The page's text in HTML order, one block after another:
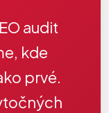
audit
kde
prvé.